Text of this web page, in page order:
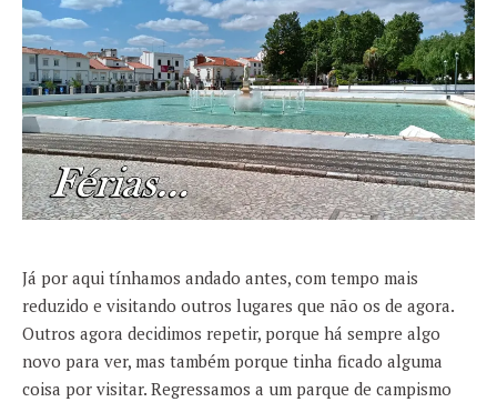
Já por aqui tínhamos andado antes, com tempo mais
reduzido e visitando outros lugares que não os de agora.
Outros agora decidimos repetir, porque há sempre algo
novo para ver, mas também porque tinha ficado alguma
coisa por visitar. Regressamos a um parque de campismo